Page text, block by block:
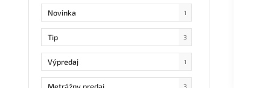
Novinka 1
Tip 3
Výpredaj 1
Metrážny predaj 3